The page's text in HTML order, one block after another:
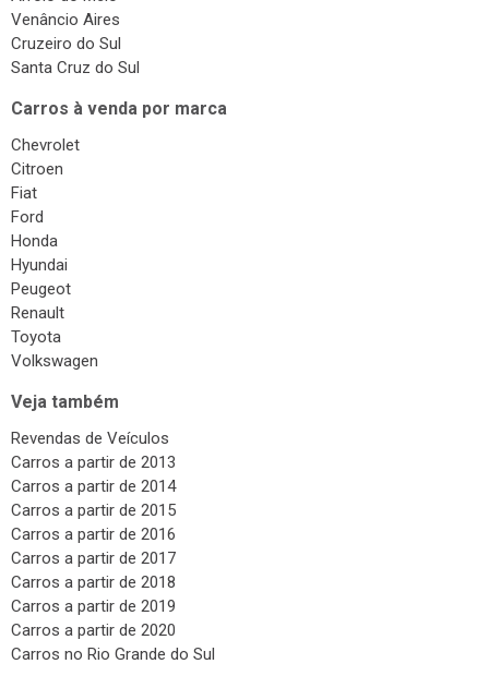
Venâncio Aires
Cruzeiro do Sul
Santa Cruz do Sul
Carros à venda por marca
Chevrolet
Citroen
Fiat
Ford
Honda
Hyundai
Peugeot
Renault
Toyota
Volkswagen
Veja também
Revendas de Veículos
Carros a partir de 2013
Carros a partir de 2014
Carros a partir de 2015
Carros a partir de 2016
Carros a partir de 2017
Carros a partir de 2018
Carros a partir de 2019
Carros a partir de 2020
Carros no Rio Grande do Sul